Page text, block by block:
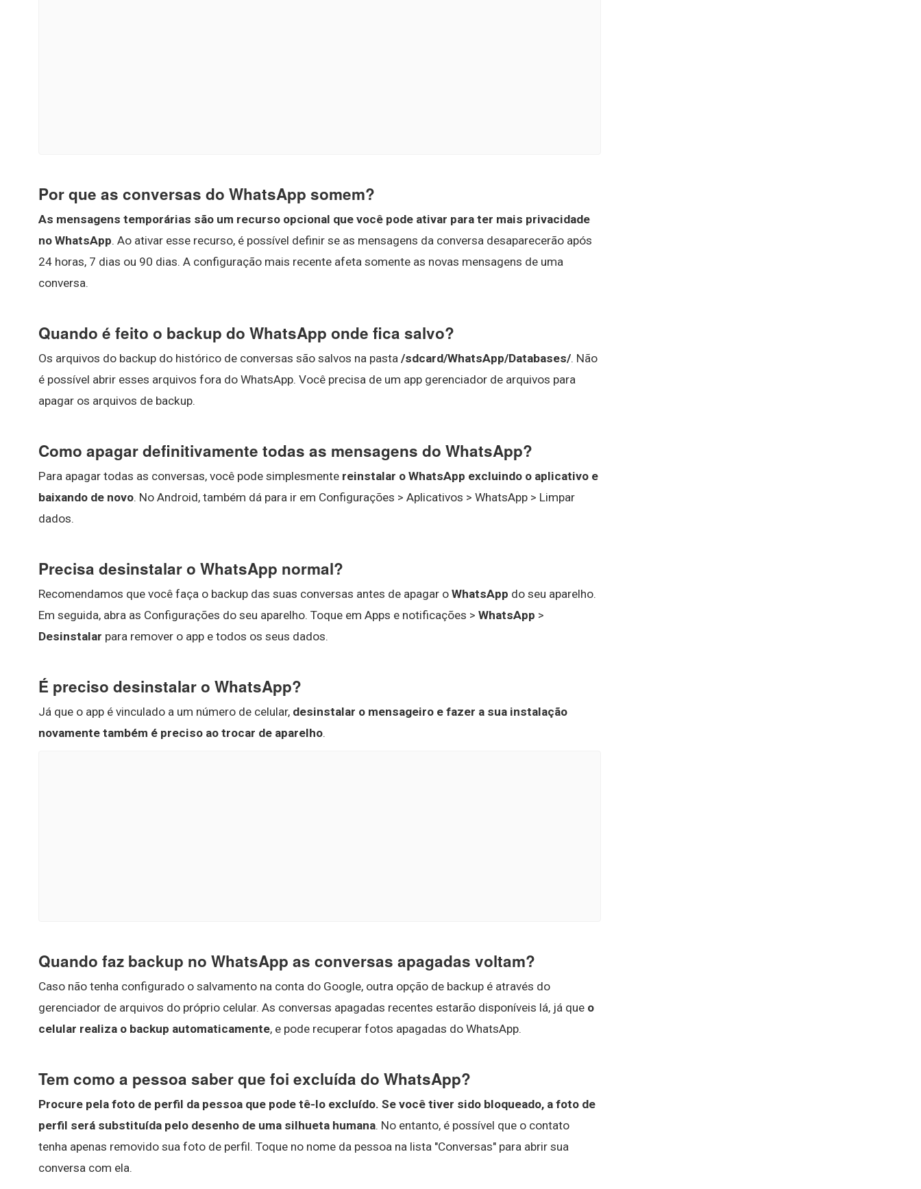
Por que as conversas do WhatsApp somem?
As mensagens temporárias são um recurso opcional que você pode ativar para ter mais privacidade
no WhatsApp. Ao ativar esse recurso, é possível definir se as mensagens da conversa desaparecerão após
24 horas, 7 dias ou 90 dias. A configuração mais recente afeta somente as novas mensagens de uma
conversa.
Quando é feito o backup do WhatsApp onde fica salvo?
Os arquivos do backup do histórico de conversas são salvos na pasta /sdcard/WhatsApp/Databases/. Não
é possível abrir esses arquivos fora do WhatsApp. Você precisa de um app gerenciador de arquivos para
apagar os arquivos de backup.
Como apagar definitivamente todas as mensagens do WhatsApp?
Para apagar todas as conversas, você pode simplesmente reinstalar o WhatsApp excluindo o aplicativo e
baixando de novo. No Android, também dá para ir em Configurações > Aplicativos > WhatsApp > Limpar
dados.
Precisa desinstalar o WhatsApp normal?
Recomendamos que você faça o backup das suas conversas antes de apagar o WhatsApp do seu aparelho.
Em seguida, abra as Configurações do seu aparelho. Toque em Apps e notificações > WhatsApp >
Desinstalar para remover o app e todos os seus dados.
É preciso desinstalar o WhatsApp?
Já que o app é vinculado a um número de celular, desinstalar o mensageiro e fazer a sua instalação
novamente também é preciso ao trocar de aparelho.
Quando faz backup no WhatsApp as conversas apagadas voltam?
Caso não tenha configurado o salvamento na conta do Google, outra opção de backup é através do
gerenciador de arquivos do próprio celular. As conversas apagadas recentes estarão disponíveis lá, já que o
celular realiza o backup automaticamente, e pode recuperar fotos apagadas do WhatsApp.
Tem como a pessoa saber que foi excluída do WhatsApp?
Procure pela foto de perfil da pessoa que pode tê-lo excluído. Se você tiver sido bloqueado, a foto de
perfil será substituída pelo desenho de uma silhueta humana. No entanto, é possível que o contato
tenha apenas removido sua foto de perfil. Toque no nome da pessoa na lista "Conversas" para abrir sua
conversa com ela.